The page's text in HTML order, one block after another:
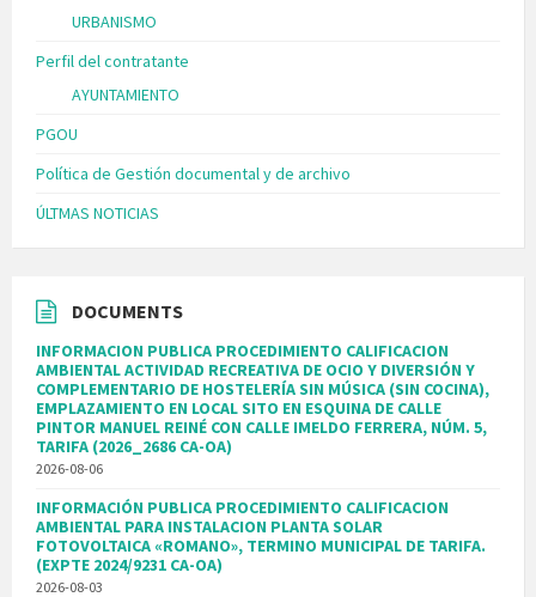
URBANISMO
Perfil del contratante
AYUNTAMIENTO
PGOU
Política de Gestión documental y de archivo
ÚLTMAS NOTICIAS
DOCUMENTS
INFORMACION PUBLICA PROCEDIMIENTO CALIFICACION
AMBIENTAL ACTIVIDAD RECREATIVA DE OCIO Y DIVERSIÓN Y
COMPLEMENTARIO DE HOSTELERÍA SIN MÚSICA (SIN COCINA),
EMPLAZAMIENTO EN LOCAL SITO EN ESQUINA DE CALLE
PINTOR MANUEL REINÉ CON CALLE IMELDO FERRERA, NÚM. 5,
TARIFA (2026_2686 CA-OA)
2026-08-06
INFORMACIÓN PUBLICA PROCEDIMIENTO CALIFICACION
AMBIENTAL PARA INSTALACION PLANTA SOLAR
FOTOVOLTAICA «ROMANO», TERMINO MUNICIPAL DE TARIFA.
(EXPTE 2024/9231 CA-OA)
2026-08-03